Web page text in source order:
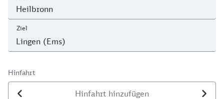
Ziel
Hinfahrt
Datum der Hinfahrt